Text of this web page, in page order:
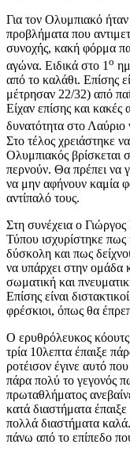
Για τον Ολυμπιακό
προβλήματα που
συνοχής, κακή φόρμα
αγώνα. Ειδικά στο 1 ο
από το καλάθι. Επίσης
μέτρησαν 22/32) από
Είχαν επίσης και κακές
δυνατότητα στο Λαύριο
Στο τέλος χρειάστηκε
Ολυμπιακός βρίσκεται
περνούν. Θα πρέπει να
να μην αφήνουν καμία
αντίπαλό τους.
Στη συνέχεια ο
Τύπου ισχυρίστηκε
δύσκολη και πως
να υπάρχει στην
σωματική και
Επίσης είναι
φρέσκιοι, όπως θα
Ο ερυθρόλευκος
τρία 10λεπτα έπαιξε
ροτέισον έγινε αυτό
πάρα πολύ το γεγονός
πρωταθλήματος
κατά διαστήματα
πολλά διαστήματα
πάνω από το επίπεδο